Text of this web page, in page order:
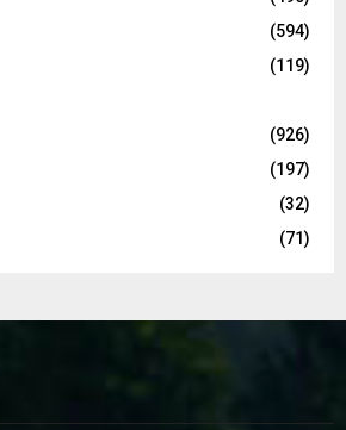
(594)
(119)
(926)
(197)
(32)
(71)